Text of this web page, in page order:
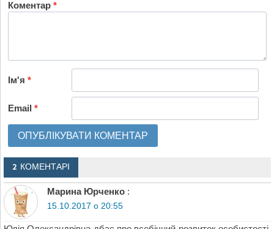
Коментар*
Ім'я*
Email*
2 КОМЕНТАРІ
Марина Юрченко :
15.10.2017 о 20:55